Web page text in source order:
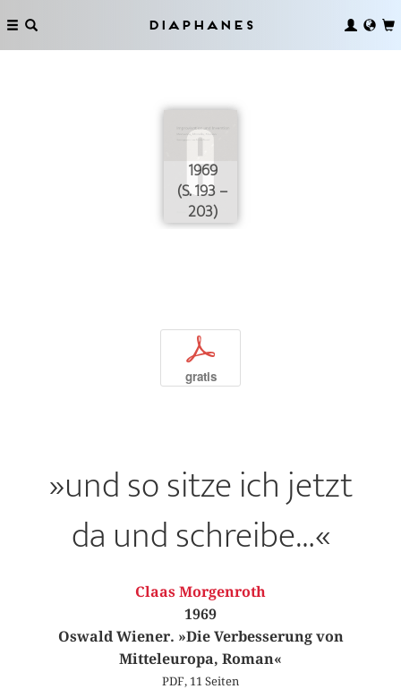
Diaphanes
1969
(S. 193 –
203)
p
gratis
»und so sitze ich jetzt
da und schreibe…«
Claas Morgenroth
1969
Oswald Wiener. »Die Verbesserung von
Mitteleuropa, Roman«
PDF, 11 Seiten